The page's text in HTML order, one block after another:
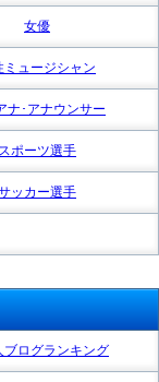
女優
ミュージシャン
ナ･アナウンサー
スポーツ選手
ッカー選手
ブログランキング